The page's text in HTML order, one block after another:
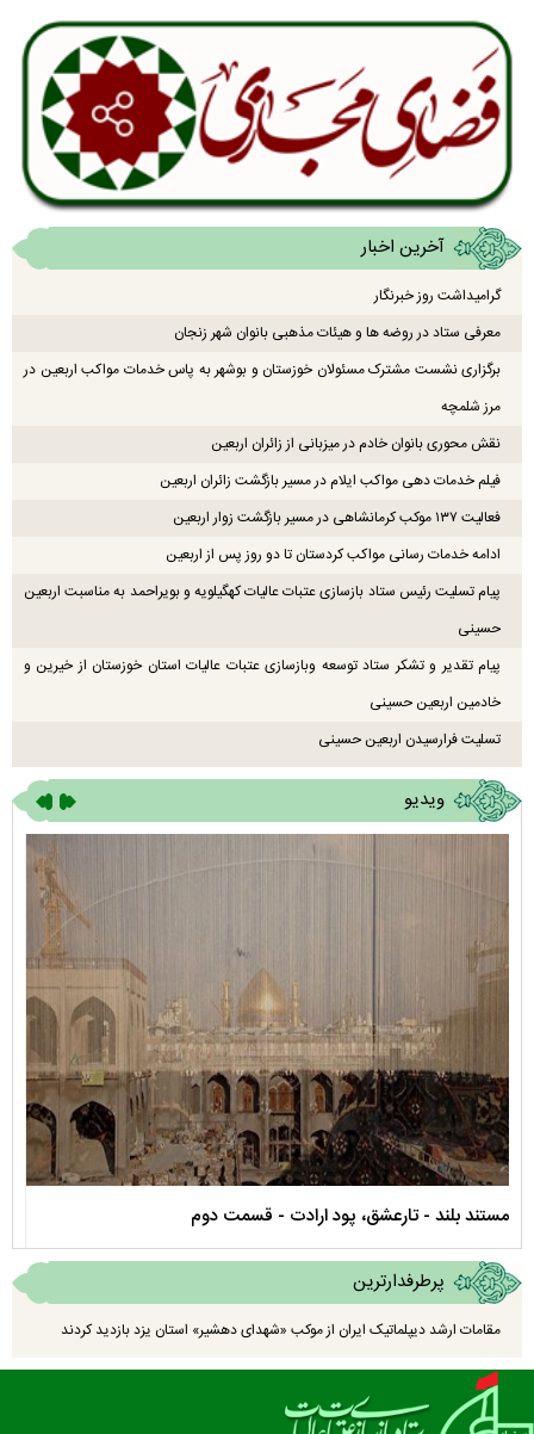
آخرین اخبار
گرامیداشت روز خبرنگار
معرفی ستاد در روضه ها و هیئات مذهبی بانوان شهر زنجان
برگزاری نشست مشترک مسئولان خوزستان و بوشهر به پاس خدمات مواکب اربعین در
مرز شلمچه
نقش محوری بانوان خادم در میزبانی از زائران اربعین
فیلم خدمات دهی مواکب ایلام در مسیر بازگشت زائران اربعین
فعالیت ۱۳۷ موکب کرمانشاهی در مسیر بازگشت زوار اربعین
ادامه خدمات رسانی مواکب کردستان تا دو روز پس از اربعین
پیام تسلیت رئیس ستاد بازسازی عتبات عالیات کهگیلویه و بویراحمد به مناسبت اربعین
حسینی
پیام تقدیر و تشکر ستاد توسعه وبازسازی عتبات عالیات استان خوزستان از خیرین و
خادمین اربعین حسینی
تسلیت فرارسیدن اربعین حسینی
ویدیو
مستند بلند - تارعشق، پود ارادت - قسمت دوم
پرطرفدارترین
مقامات ارشد دیپلماتیک ایران از موکب «شهدای دهشیر» استان یزد بازدید کردند